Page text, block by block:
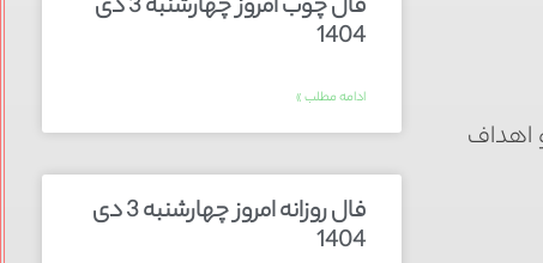
اهداف
فال چوب امروز چهارشنبه 3 دی
1404
ادامه مطلب »
فال روزانه امروز چهارشنبه 3 دی
1404